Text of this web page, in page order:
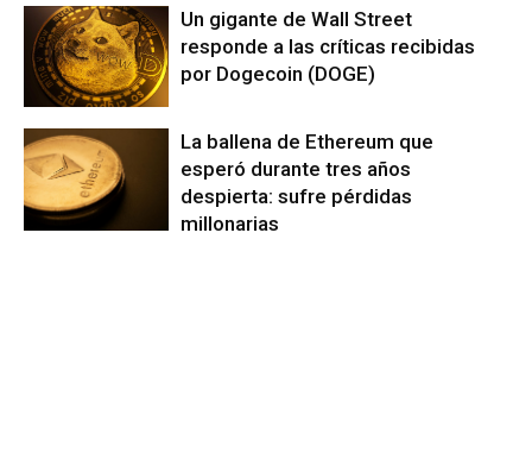
Un gigante de Wall Street
responde a las críticas recibidas
por Dogecoin (DOGE)
La ballena de Ethereum que
esperó durante tres años
despierta: sufre pérdidas
millonarias